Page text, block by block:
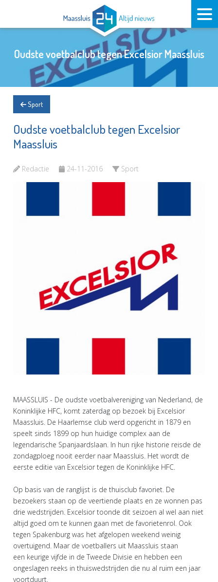
Oudste voetbalclub tegen Excelsior Maassluis
Sport
Oudste voetbalclub tegen Excelsior
Maassluis
Redactie 24-11-2016 Sport
MAASSLUIS - De oudste voetbalvereniging van Nederland, de
Koninklijke HFC, komt zaterdag op bezoek bij Excelsior
Maassluis. De Haarlemse club werd opgericht in 1879 en
speelt sinds 1899 op hun huidige complex aan de
legendarische Spanjaardslaan. In hun rijke historie reisde de
zondagploeg nooit eerder naar Maassluis. Het wordt de
eerste editie van Excelsior tegen de Koninklijke HFC.
Op basis van de ranglijst is de thuisclub favoriet. De
bezoekers staan op de veertiende plaats en ze wonnen pas
drie wedstrijden. Excelsior toonde dit seizoen al wel aan niet
altijd goed om te kunnen gaan met de favorietenrol. Ook
tegen Spakenburg was het afgelopen weekend weinig
overtuigend. Maar de voetballers uit Maassluis staan
een keurige vijfde in de Tweede Divisie en hebben een
ongeslagen reeks in thuiswedstrijden die nu al ruim een jaar
voortduurt.